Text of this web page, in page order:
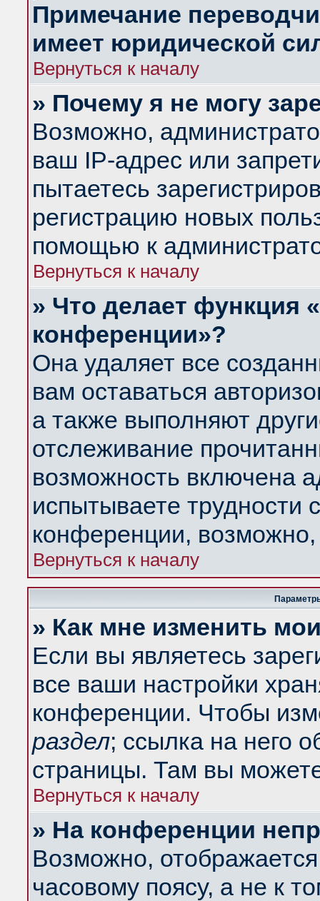
Примечание
имеет юридической
Вернуться к началу
» Почему я не могу
Возможно,
ваш IP-адрес или
пытаетесь
регистрацию новых
помощью к
Вернуться к началу
» Что делает функция
конференции»?
Она удаляет все
вам оставаться
а также выполняют
отслеживание
возможность включена
испытываете трудности
конференции,
Вернуться к началу
» Как мне изменить
Если вы являетесь
все ваши настройки
конференции. Чтобы
раздел; ссылка на него
страницы. Там вы
Вернуться к началу
» На конференции
Возможно,
часовому поясу, а не к